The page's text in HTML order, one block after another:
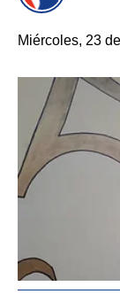
Miércoles, 23